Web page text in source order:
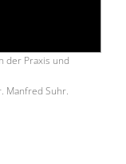
der Praxis und
Manfred Suhr.